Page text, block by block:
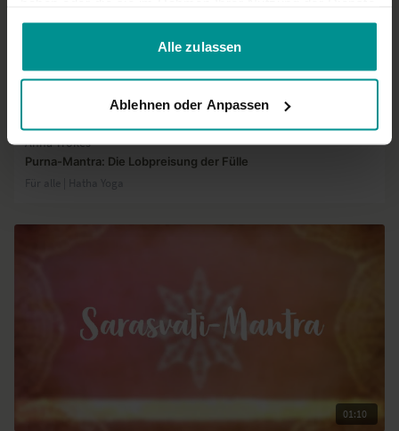
gesammelt haben.
Alle zulassen
Ablehnen oder Anpassen
Anna Trökes
Purna-Mantra: Die Lobpreisung der Fülle
Für alle | Hatha Yoga
01:10